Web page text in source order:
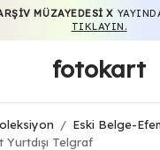
MÜZAYEDESI X
TIKLAYIN.
fotokart
/ Eski Belge-
Telgraf